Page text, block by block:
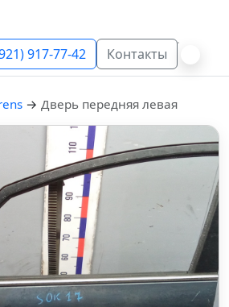
917-77-42 Контакты
→ Дверь передняя левая